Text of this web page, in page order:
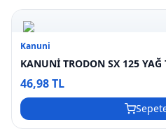
Kanuni
KANUNİ TRODON SX 125 YAĞ
46,98 TL